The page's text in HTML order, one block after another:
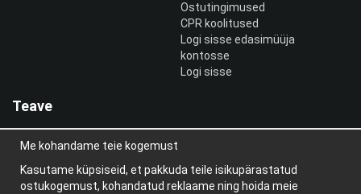
Ostutingimused
CPR koolitused
Logi sisse edasimüüja
kontosse
Logi sisse
Teave
Meist
uudiskiri
Teave küpsiste kohta
Blogi
Me kohandame teie kogemust
Kasutame küpsiseid, et pakkuda teile isikupärastatud
ostukogemust, kohandatud reklaame ning hoida meie